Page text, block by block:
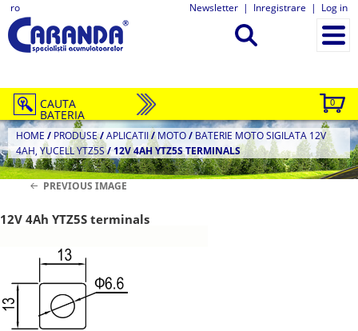
ro Newsletter | Inregistrare | Log in
0
CAUTA
BATERIA
HOME / PRODUSE/APLICATII/MOTO/ BATERIE MOTO SIGILATA 12V
4AH, YUCELL YTZ5S/12V 4AH YTZ5S TERMINALS
PREVIOUS IMAGE
12V 4Ah YTZ5S terminals